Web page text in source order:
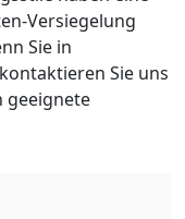
Versiegelung
Sie in
Sie uns
geeignete